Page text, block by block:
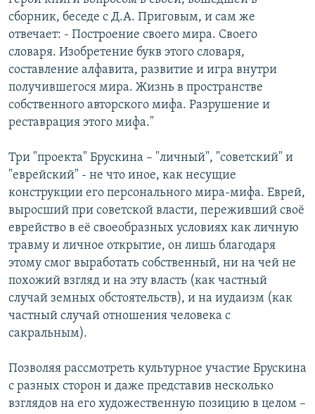
сборник, беседе с Д.А. Приговым, и сам же
отвечает: - Построение своего мира. Своего
словаря. Изобретение букв этого словаря,
составление алфавита, развитие и игра внутри
получившегося мира. Жизнь в пространстве
собственного авторского мифа. Разрушение и
реставрация этого мифа."
Три "проекта" Брускина – "личный", "советский" и
"еврейский" - не что иное, как несущие
конструкции его персонального мира-мифа. Еврей,
выросший при советской власти, переживший своё
еврейство в её своеобразных условиях как личную
травму и личное открытие, он лишь благодаря
этому смог выработать собственный, ни на чей не
похожий взгляд и на эту власть (как частный
случай земных обстоятельств), и на иудаизм (как
частный случай отношения человека с
сакральным).
Позволяя рассмотреть культурное участие Брускина
с разных сторон и даже представив несколько
взглядов на его художественную позицию в целом –